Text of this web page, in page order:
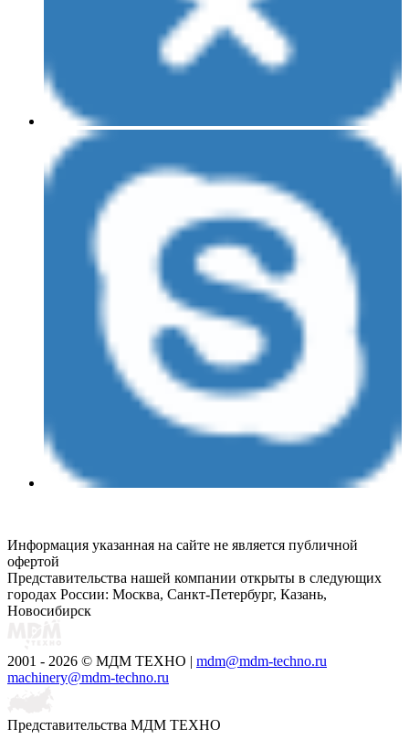
Информация указанная на сайте не является публичной
офертой
Представительства нашей компании открыты в следующих
городах России: Москва, Санкт-Петербург, Казань,
Новосибирск
2001 - 2026 © МДМ ТЕХНО | mdm@mdm-techno.ru
machinery@mdm-techno.ru
Представительства МДМ ТЕХНО